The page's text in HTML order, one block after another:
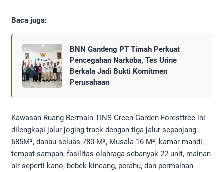
Baca juga:
BNN Gandeng PT Timah Perkuat
Pencegahan Narkoba, Tes Urine
Berkala Jadi Bukti Komitmen
Perusahaan
Kawasan Ruang Bermain TINS Green Garden Foresttree ini
dilengkapi jalur joging track dengan tiga jalur sepanjang
685M², danau seluas 780 M², Musala 16 M², kamar mandi,
tempat sampah, fasilitas olahraga sebanyak 22 unit, mainan
air seperti kano, bebek kincang, perahu, dan permainan